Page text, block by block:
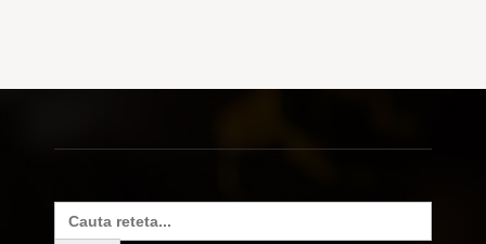
Search
for: